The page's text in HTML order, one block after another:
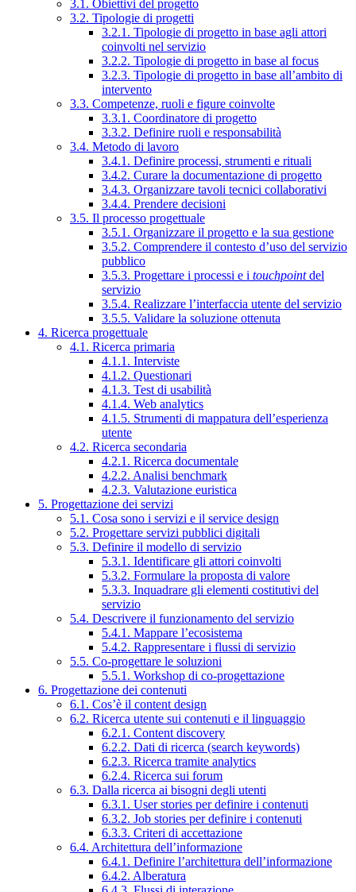
3.1. Obiettivi del progetto
3.2. Tipologie di progetti
3.2.1. Tipologie di progetto in base agli attori
coinvolti nel servizio
3.2.2. Tipologie di progetto in base al focus
3.2.3. Tipologie di progetto in base all’ambito di
intervento
3.3. Competenze, ruoli e figure coinvolte
3.3.1. Coordinatore di progetto
3.3.2. Definire ruoli e responsabilità
3.4. Metodo di lavoro
3.4.1. Definire processi, strumenti e rituali
3.4.2. Curare la documentazione di progetto
3.4.3. Organizzare tavoli tecnici collaborativi
3.4.4. Prendere decisioni
3.5. Il processo progettuale
3.5.1. Organizzare il progetto e la sua gestione
3.5.2. Comprendere il contesto d’uso del servizio
pubblico
3.5.3. Progettare i processi e i touchpointdel
servizio
3.5.4. Realizzare l’interfaccia utente del servizio
3.5.5. Validare la soluzione ottenuta
4. Ricerca progettuale
4.1. Ricerca primaria
4.1.1. Interviste
4.1.2. Questionari
4.1.3. Test di usabilità
4.1.4. Web analytics
4.1.5. Strumenti di mappatura dell’esperienza
utente
4.2. Ricerca secondaria
4.2.1. Ricerca documentale
4.2.2. Analisi benchmark
4.2.3. Valutazione euristica
5. Progettazione dei servizi
5.1. Cosa sono i servizi e il service design
5.2. Progettare servizi pubblici digitali
5.3. Definire il modello di servizio
5.3.1. Identificare gli attori coinvolti
5.3.2. Formulare la proposta di valore
5.3.3. Inquadrare gli elementi costitutivi del
servizio
5.4. Descrivere il funzionamento del servizio
5.4.1. Mappare l’ecosistema
5.4.2. Rappresentare i flussi di servizio
5.5. Co-progettare le soluzioni
5.5.1. Workshop di co-progettazione
6. Progettazione dei contenuti
6.1. Cos’è il content design
6.2. Ricerca utente sui contenuti e il linguaggio
6.2.1. Content discovery
6.2.2. Dati di ricerca (search keywords)
6.2.3. Ricerca tramite analytics
6.2.4. Ricerca sui forum
6.3. Dalla ricerca ai bisogni degli utenti
6.3.1. User stories per definire i contenuti
6.3.2. Job stories per definire i contenuti
6.3.3. Criteri di accettazione
6.4. Architettura dell’informazione
6.4.1. Definire l’architettura dell’informazione
6.4.2. Alberatura